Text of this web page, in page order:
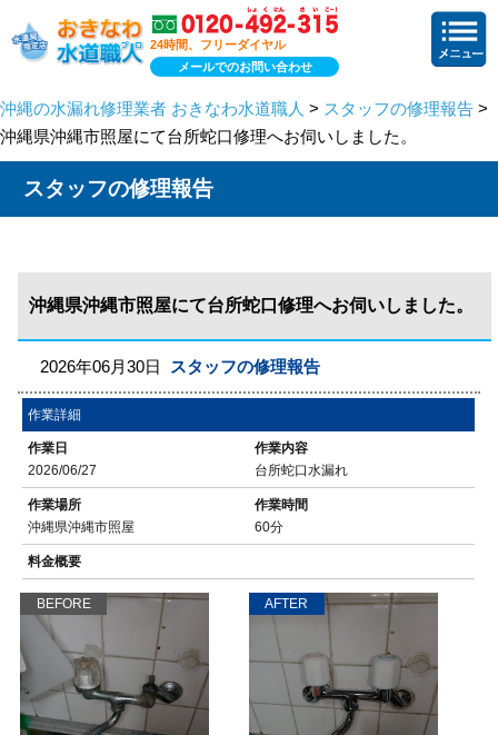
24時間、フリーダイヤル
メールでのお問い合わせ
沖縄の水漏れ修理業者 おきなわ水道職人 > スタッフの修理報告 >
沖縄県沖縄市照屋にて台所蛇口修理へお伺いしました。
スタッフの修理報告
沖縄県沖縄市照屋にて台所蛇口修理へお伺いしました。
2026年06月30日 スタッフの修理報告
作業詳細
作業日
2026/06/27
作業内容
台所蛇口水漏れ
作業場所
沖縄県沖縄市照屋
作業時間
60分
料金概要
BEFORE AFTER